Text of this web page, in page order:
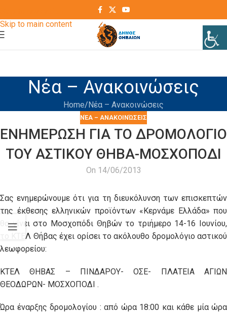
Skip to main content
Νέα – Ανακοινώσεις
Home Νέα – Ανακοινώσεις
ΝΈΑ – ΑΝΑΚΟΙΝΏΣΕΙΣ
ΕΝΗΜΕΡΩΣΗ ΓΙΑ ΤΟ ΔΡΟΜΟΛΟΓΙΟ
ΤΟΥ ΑΣΤΙΚΟΥ ΘΗΒΑ-ΜΟΣΧΟΠΟΔΙ
On 14/06/2013
Σας ενημερώνουμε ότι για τη διευκόλυνση των επισκεπτών
της έκθεσης ελληνικών προϊόντων «Κερνάμε Ελλάδα» που
θα γίνει στο Μοσχοπόδι Θηβών το τριήμερο 14-16 Ιουνίου,
το ΚΤΕΛ Θήβας έχει ορίσει το ακόλουθο δρομολόγιο αστικού
λεωφορείου:
ΚΤΕΛ ΘΗΒΑΣ – ΠΙΝΔΑΡΟΥ- ΟΣΕ- ΠΛΑΤΕΙΑ ΑΓΙΩΝ
ΘΕΟΔΩΡΩΝ- ΜΟΣΧΟΠΟΔΙ .
Ώρα έναρξης δρομολογίου : από ώρα 18:00 και κάθε μία ώρα